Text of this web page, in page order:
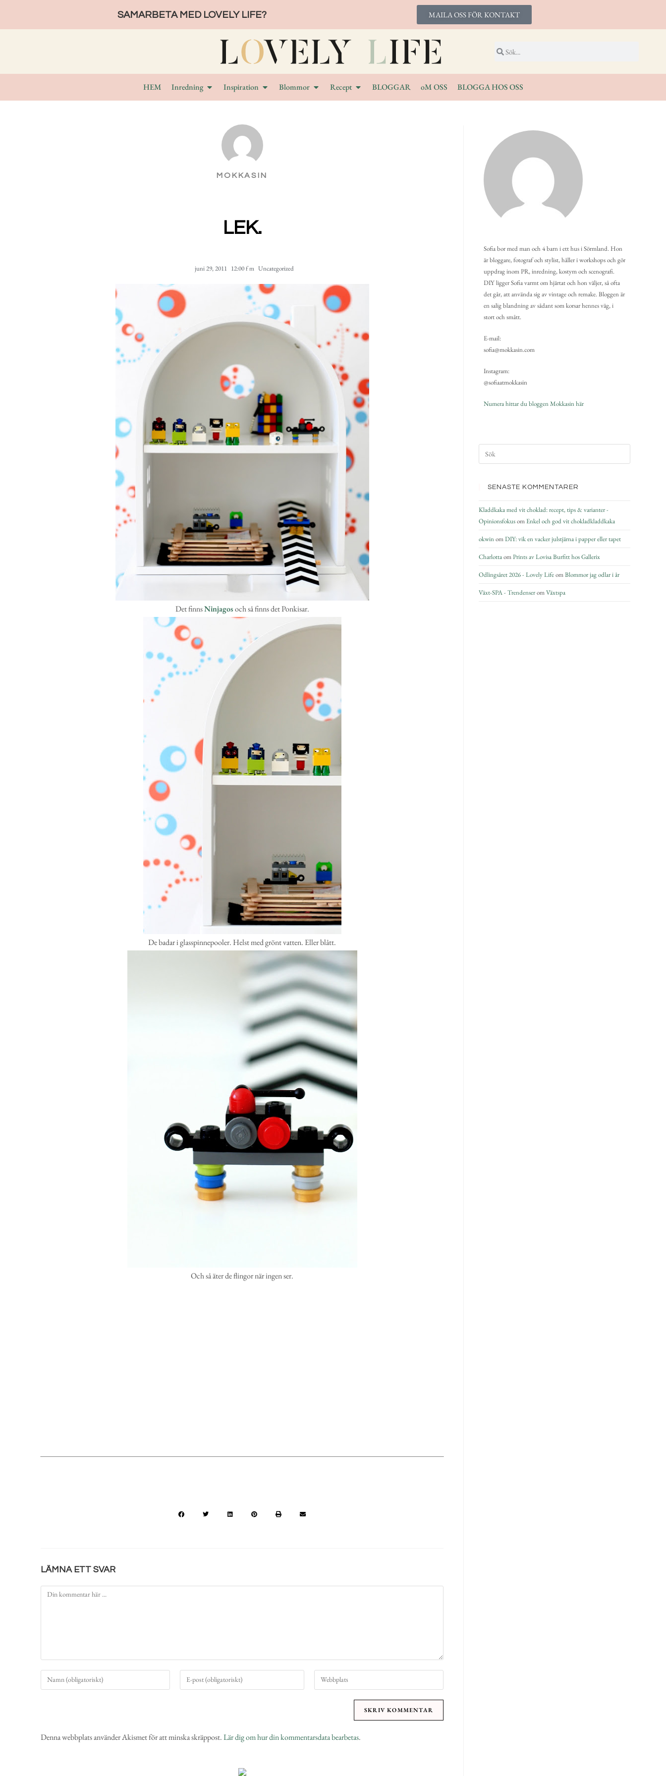
SAMARBETA MED LOVELY LIFE? MAILA OSS FÖR KONTAKT
HEM Inredning Inspiration Blommor Recept BLOGGAR oM OSS BLOGGA HOS OSS
MOKKASIN
LEK.
juni 29, 2011 12:00 f m Uncategorized
Det finnsNinjagosoch så finns det Ponkisar.
De badar i glasspinnepooler. Helst med grönt vatten. Eller blått.
Och så äter de flingor när ingen ser.
LÄMNA ETT SVAR
Denna webbplats använder Akismet för att minska skräppost.Lär dig om hur din kommentarsdata bearbetas.
Sofia bor med man och 4 barn i ett hus i Sörmland. Hon
är bloggare, fotograf och stylist, håller i workshops och gör
uppdrag inom PR, inredning, kostym och scenografi.
DIY ligger Sofia varmt om hjärtat och hon väljer, så ofta
det går, att använda sig av vintage och remake. Bloggen är
en salig blandning av sådant som korsar hennes väg, i
stort och smått.
E-mail:
sofia@mokkasin.com
Instagram:
@sofiaatmokkasin
Numera hittar du bloggen Mokkasin här
SENASTE KOMMENTARER
Kladdkaka med vit choklad: recept, tips & varianter -
OpinionsfokusomEnkel och god vit chokladkladdkaka
okwinomDIY: vik en vacker julstjärna i papper eller tapet
CharlottaomPrints av Lovisa Burfitt hos Gallerix
Odlingsåret 2026 - Lovely LifeomBlommor jag odlar i år
Växt-SPA - TrendenseromVäxtspa